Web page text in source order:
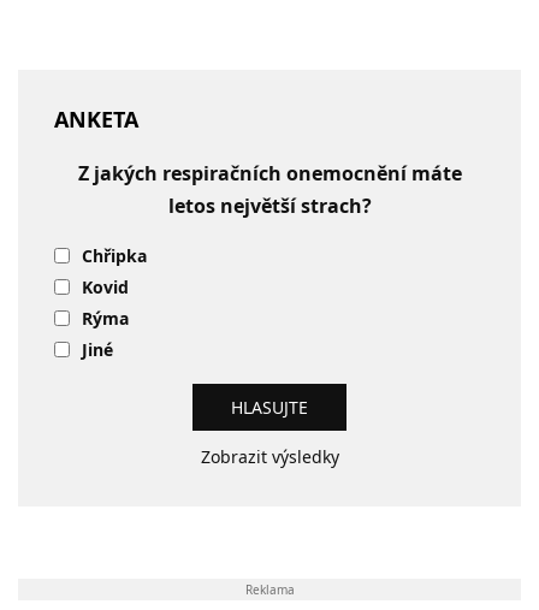
ANKETA
Z jakých respiračních onemocnění máte
letos největší strach?
Chřipka
Kovid
Rýma
Jiné
Zobrazit výsledky
Reklama